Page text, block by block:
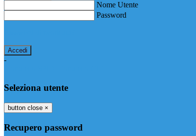
Nome Utente
Password
-
Seleziona utente
button close ×
Recupero password